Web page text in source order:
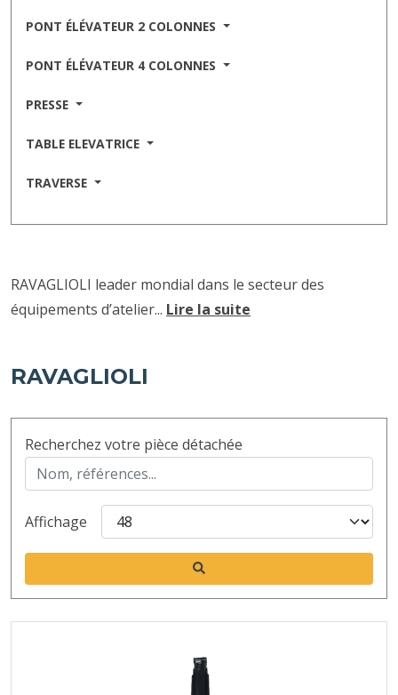
PONT ÉLÉVATEUR 2 COLONNES
PONT ÉLÉVATEUR 4 COLONNES
PRESSE
TABLE ELEVATRICE
TRAVERSE
RAVAGLIOLI leader mondial dans le secteur des
équipements d’atelier... Lire la suite
RAVAGLIOLI
Recherchez votre pièce détachée
Affichage